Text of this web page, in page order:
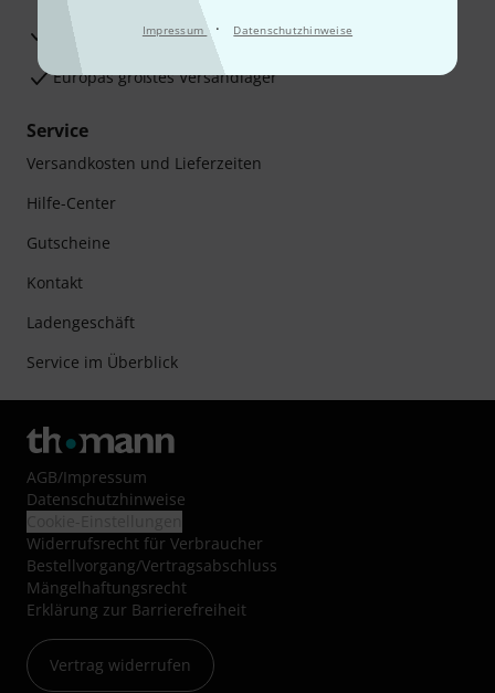
Impressum · Datenschutzhinweise
Zufriedenheitsgarantie
Europas größtes Versandlager
Service
Versandkosten und Lieferzeiten
Hilfe-Center
Gutscheine
Kontakt
Ladengeschäft
Service im Überblick
AGB/Impressum
Datenschutzhinweise
Widerrufsrecht für Verbraucher
Bestellvorgang/Vertragsabschluss
Mängelhaftungsrecht
Erklärung zur Barrierefreiheit
Vertrag widerrufen